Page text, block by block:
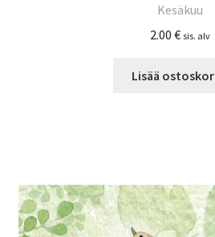
Kesäkuu
2.00 € sis. alv
Lisää